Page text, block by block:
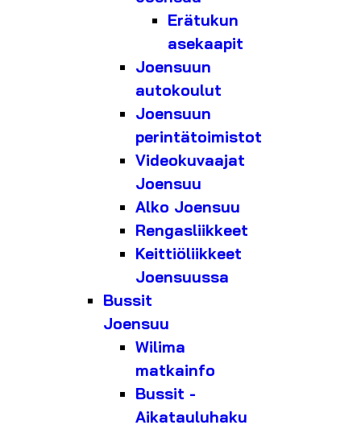
Erätukun
asekaapit
Joensuun
autokoulut
Joensuun
perintätoimistot
Videokuvaajat
Joensuu
Alko Joensuu
Rengasliikkeet
Keittiöliikkeet
Joensuussa
Bussit
Joensuu
Wilima
matkainfo
Bussit -
Aikatauluhaku